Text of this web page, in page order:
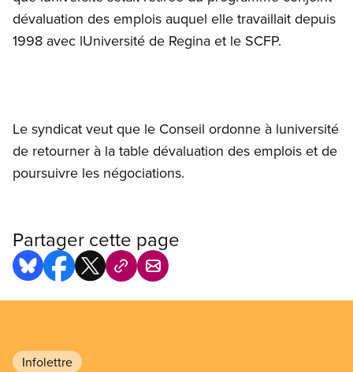
dévaluation des emplois auquel elle travaillait depuis
1998 avec lUniversité de Regina et le SCFP.
Le syndicat veut que le Conseil ordonne à luniversité
de retourner à la table dévaluation des emplois et de
poursuivre les négociations.
Partager cette page
Infolettre